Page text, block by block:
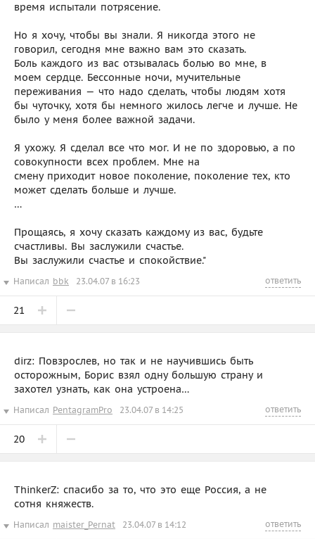
время испытали потрясение.
Но я хочу, чтобы вы знали. Я никогда этого не
говорил, сегодня мне важно вам это сказать.
Боль каждого из вас отзывалась болью во мне, в
моем сердце. Бессонные ночи, мучительные
переживания — что надо сделать, чтобы людям хотя
бы чуточку, хотя бы немного жилось легче и лучше. Не
было у меня более важной задачи.
Я ухожу. Я сделал все что мог. И не по здоровью, а по
совокупности всех проблем. Мне на
смену приходит новое поколение, поколение тех, кто
может сделать больше и лучше.
…
Прощаясь, я хочу сказать каждому из вас, будьте
счастливы. Вы заслужили счастье.
Вы заслужили счастье и спокойствие."
Написал bbk 23.04.07 в 16:23 ответить
21
dirz: Повзрослев, но так и не научившись быть
осторожным, Борис взял одну большую страну и
захотел узнать, как она устроена…
Написал PentagramPro 23.04.07 в 14:25 ответить
20
ThinkerZ: спасибо за то, что это еще Россия, а не
сотня княжеств.
Написал maister_Pernat 23.04.07 в 14:12 ответить